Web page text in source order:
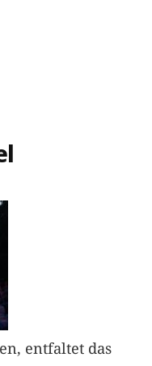
entfaltet das